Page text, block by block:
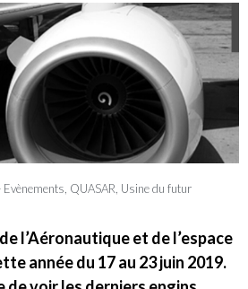
Evènements QUASAR Usine du futur
l’Aéronautique et de l’espace
année du 17 au 23 juin 2019.